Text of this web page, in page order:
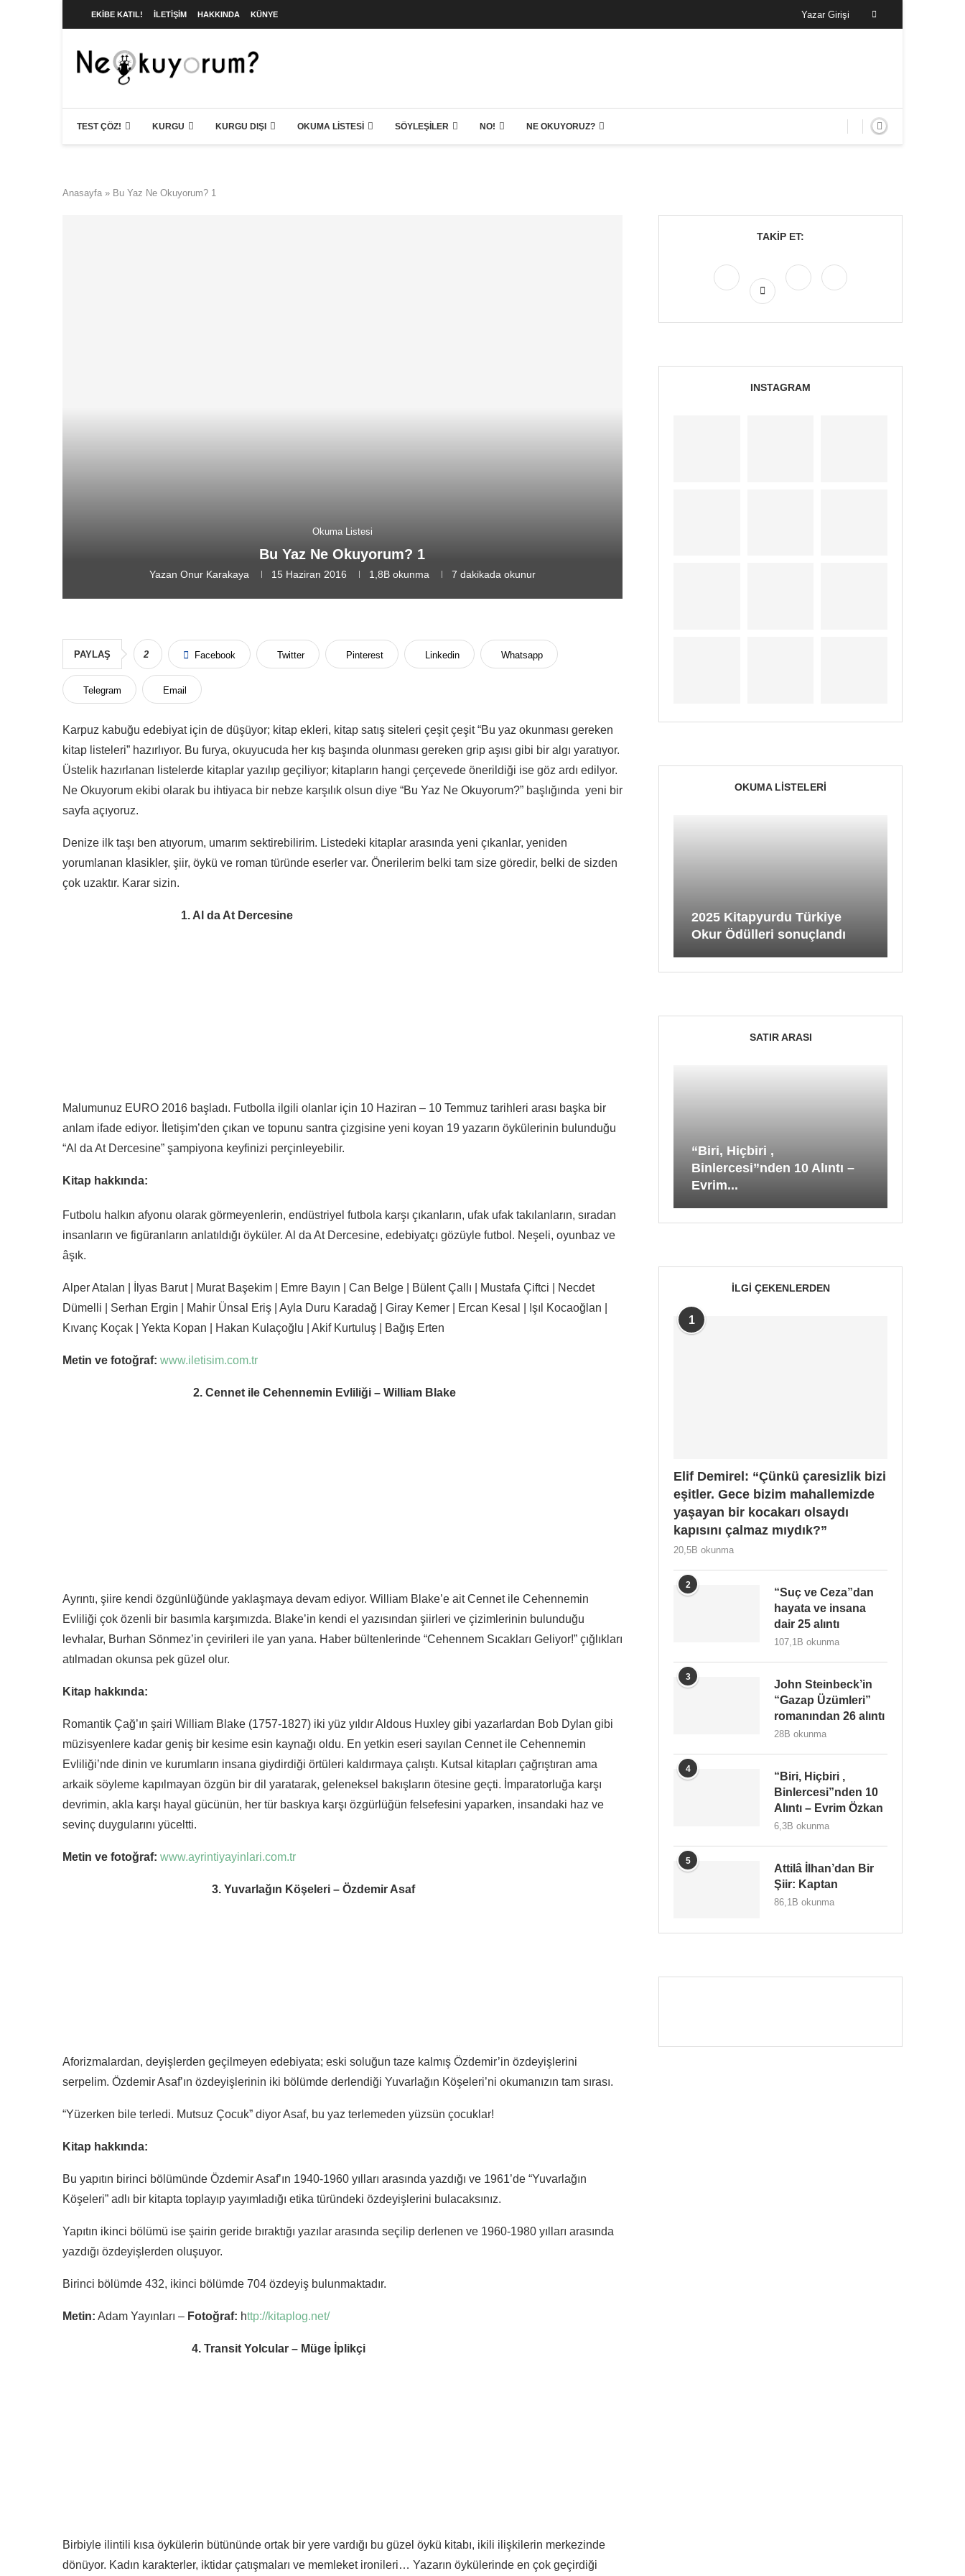
EKIBE KATIL! İLETIŞIM HAKKINDA KÜNYE Yazar Girişi
TEST ÇÖZ! KURGU KURGU DIŞI OKUMA LISTESI SÖYLEŞILER NO! NE OKUYORUZ?
Anasayfa » Bu Yaz Ne Okuyorum? 1
Okuma Listesi
Bu Yaz Ne Okuyorum? 1
Yazan Onur Karakaya 15 Haziran 2016 1,8Bokunma 7 dakikada okunur
PAYLAŞ 2 Facebook Twitter Pinterest Linkedin Whatsapp
Telegram Email
Karpuz kabuğu edebiyat için de düşüyor; kitap ekleri, kitap satış siteleri çeşit çeşit “Bu yaz okunması gereken
kitap listeleri” hazırlıyor. Bu furya, okuyucuda her kış başında olunması gereken grip aşısı gibi bir algı yaratıyor.
Üstelik hazırlanan listelerde kitaplar yazılıp geçiliyor; kitapların hangi çerçevede önerildiği ise göz ardı edilyor.
Ne Okuyorum ekibi olarak bu ihtiyaca bir nebze karşılık olsun diye “Bu Yaz Ne Okuyorum?” başlığında yeni bir
sayfa açıyoruz.
Denize ilk taşı ben atıyorum, umarım sektirebilirim. Listedeki kitaplar arasında yeni çıkanlar, yeniden
yorumlanan klasikler, şiir, öykü ve roman türünde eserler var. Önerilerim belki tam size göredir, belki de sizden
çok uzaktır. Karar sizin.
1. Al da At Dercesine
Malumunuz EURO 2016 başladı. Futbolla ilgili olanlar için 10 Haziran – 10 Temmuz tarihleri arası başka bir
anlam ifade ediyor. İletişim’den çıkan ve topunu santra çizgisine yeni koyan 19 yazarın öykülerinin bulunduğu
“Al da At Dercesine” şampiyona keyfinizi perçinleyebilir.
Kitap hakkında:
Futbolu halkın afyonu olarak görmeyenlerin, endüstriyel futbola karşı çıkanların, ufak ufak takılanların, sıradan
insanların ve figüranların anlatıldığı öyküler. Al da At Dercesine, edebiyatçı gözüyle futbol. Neşeli, oyunbaz ve
âşık.
Alper Atalan | İlyas Barut | Murat Başekim | Emre Bayın | Can Belge | Bülent Çallı | Mustafa Çiftci | Necdet
Dümelli | Serhan Ergin | Mahir Ünsal Eriş | Ayla Duru Karadağ | Giray Kemer | Ercan Kesal | Işıl Kocaoğlan |
Kıvanç Koçak | Yekta Kopan | Hakan Kulaçoğlu | Akif Kurtuluş | Bağış Erten
Metin ve fotoğraf: www.iletisim.com.tr
2. Cennet ile Cehennemin Evliliği – William Blake
Ayrıntı, şiire kendi özgünlüğünde yaklaşmaya devam ediyor. William Blake’e ait Cennet ile Cehennemin
Evliliği çok özenli bir basımla karşımızda. Blake’in kendi el yazısından şiirleri ve çizimlerinin bulunduğu
levhalar, Burhan Sönmez’in çevirileri ile yan yana. Haber bültenlerinde “Cehennem Sıcakları Geliyor!” çığlıkları
atılmadan okunsa pek güzel olur.
Kitap hakkında:
Romantik Çağ’ın şairi William Blake (1757-1827) iki yüz yıldır Aldous Huxley gibi yazarlardan Bob Dylan gibi
müzisyenlere kadar geniş bir kesime esin kaynağı oldu. En yetkin eseri sayılan Cennet ile Cehennemin
Evliliği’nde dinin ve kurumların insana giydirdiği örtüleri kaldırmaya çalıştı. Kutsal kitapları çağrıştıran ama
arkaik söyleme kapılmayan özgün bir dil yaratarak, geleneksel bakışların ötesine geçti. İmparatorluğa karşı
devrimin, akla karşı hayal gücünün, her tür baskıya karşı özgürlüğün felsefesini yaparken, insandaki haz ve
sevinç duygularını yüceltti.
Metin ve fotoğraf: www.ayrintiyayinlari.com.tr
3. Yuvarlağın Köşeleri – Özdemir Asaf
Aforizmalardan, deyişlerden geçilmeyen edebiyata; eski soluğun taze kalmış Özdemir’in özdeyişlerini
serpelim. Özdemir Asaf’ın özdeyişlerinin iki bölümde derlendiği Yuvarlağın Köşeleri’ni okumanızın tam sırası.
“Yüzerken bile terledi. Mutsuz Çocuk” diyor Asaf, bu yaz terlemeden yüzsün çocuklar!
Kitap hakkında:
Bu yapıtın birinci bölümünde Özdemir Asaf’ın 1940-1960 yılları arasında yazdığı ve 1961’de “Yuvarlağın
Köşeleri” adlı bir kitapta toplayıp yayımladığı etika türündeki özdeyişlerini bulacaksınız.
Yapıtın ikinci bölümü ise şairin geride bıraktığı yazılar arasında seçilip derlenen ve 1960-1980 yılları arasında
yazdığı özdeyişlerden oluşuyor.
Birinci bölümde 432, ikinci bölümde 704 özdeyiş bulunmaktadır.
Metin: Adam Yayınları – Fotoğraf: http://kitaplog.net/
4. Transit Yolcular – Müge İplikçi
Birbiyle ilintili kısa öykülerin bütününde ortak bir yere vardığı bu güzel öykü kitabı, ikili ilişkilerin merkezinde
dönüyor. Kadın karakterler, iktidar çatışmaları ve memleket ironileri… Yazarın öykülerinde en çok geçirdiği
TAKIP ET:
INSTAGRAM
OKUMA LISTELERI
2025 Kitapyurdu Türkiye
Okur Ödülleri sonuçlandı
SATIR ARASI
“Biri, Hiçbiri ,
Binlercesi”nden 10 Alıntı –
Evrim...
İLGI ÇEKENLERDEN
1
Elif Demirel: “Çünkü çaresizlik bizi
eşitler. Gece bizim mahallemizde
yaşayan bir kocakarı olsaydı
kapısını çalmaz mıydık?”
20,5B okunma
2
“Suç ve Ceza”dan
hayata ve insana
dair 25 alıntı
107,1B okunma
3
John Steinbeck’in
“Gazap Üzümleri”
romanından 26 alıntı
28B okunma
4
“Biri, Hiçbiri ,
Binlercesi”nden 10
Alıntı – Evrim Özkan
6,3B okunma
5
Attilâ İlhan’dan Bir
Şiir: Kaptan
86,1B okunma